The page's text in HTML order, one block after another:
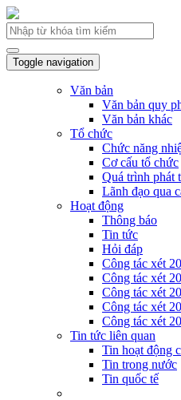
Toggle navigation
Văn bản
Văn bản quy
Văn bản khác
Tổ chức
Chức năng
Cơ cấu tổ chức
Quá trình phát
Lãnh đạo qua
Hoạt động
Thông báo
Tin tức
Hỏi đáp
Công tác xét
Công tác xét
Công tác xét
Công tác xét
Công tác xét
Tin tức liên quan
Tin hoạt động
Tin trong nước
Tin quốc tế